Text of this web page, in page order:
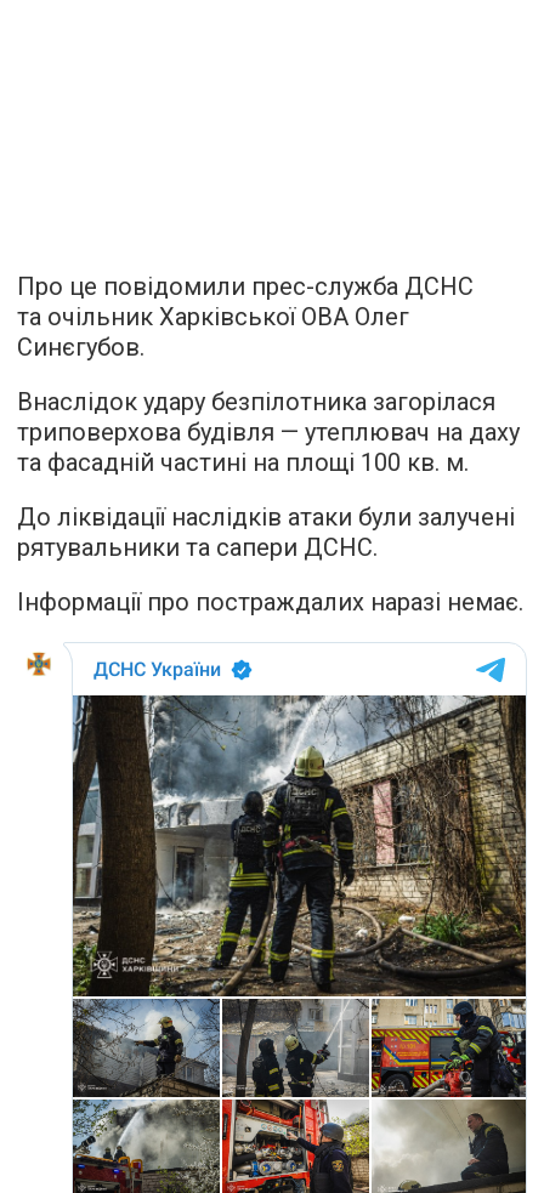
Про це повідомили прес-служба ДСНС
та очільник Харківської ОВА Олег
Синєгубов.
Внаслідок удару безпілотника загорілася
триповерхова будівля — утеплювач на даху
та фасадній частині на площі 100 кв. м.
До ліквідації наслідків атаки були залучені
рятувальники та сапери ДСНС.
Інформації про постраждалих наразі немає.